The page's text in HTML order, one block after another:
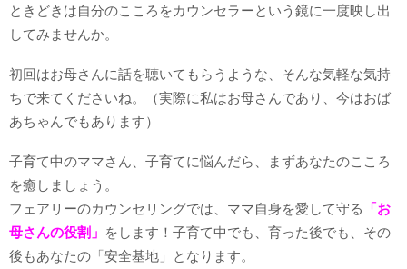
ときどきは自分のこころをカウンセラーという鏡に一度映し出
してみませんか。
初回はお母さんに話を聴いてもらうような、そんな気軽な気持
ちで来てくださいね。（実際に私はお母さんであり、今はおば
あちゃんでもあります）
子育て中のママさん、子育てに悩んだら、まずあなたのこころ
を癒しましょう。
フェアリーのカウンセリングでは、ママ自身を愛して守る 「お
母さんの役割」 をします！子育て中でも、育った後でも、その
後もあなたの「安全基地」となります。